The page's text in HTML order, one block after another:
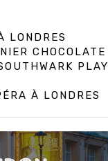
LONDRES
À LONDRES